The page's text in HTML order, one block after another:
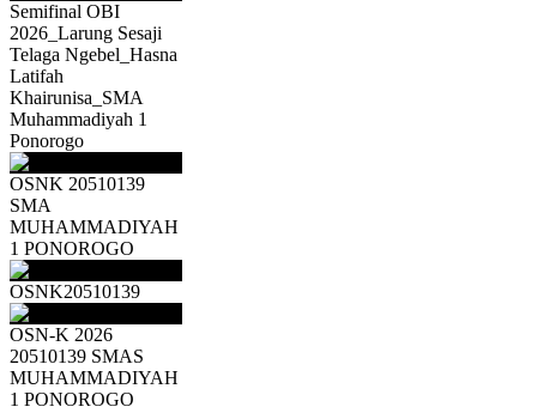
Semifinal OBI
2026_Larung Sesaji
Telaga Ngebel_Hasna
Latifah
Khairunisa_SMA
Muhammadiyah 1
Ponorogo
OSNK 20510139
SMA
MUHAMMADIYAH
1 PONOROGO
OSNK20510139
OSN-K 2026
20510139 SMAS
MUHAMMADIYAH
1 PONOROGO